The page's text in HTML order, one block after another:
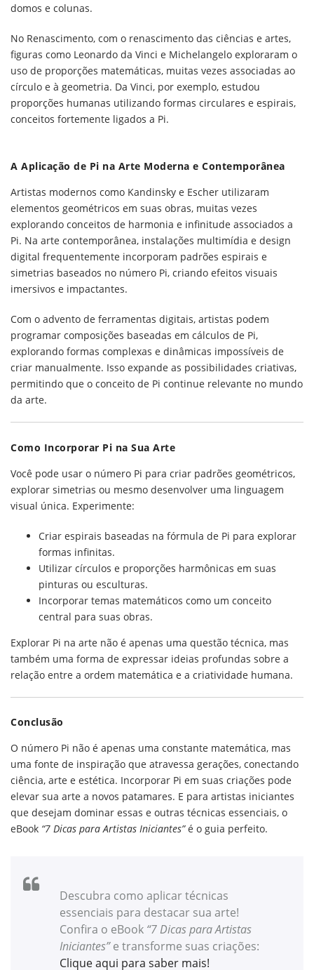
domos e colunas.
No Renascimento, com o renascimento das ciências e artes,
figuras como Leonardo da Vinci e Michelangelo exploraram o
uso de proporções matemáticas, muitas vezes associadas ao
círculo e à geometria. Da Vinci, por exemplo, estudou
proporções humanas utilizando formas circulares e espirais,
conceitos fortemente ligados a Pi.
A Aplicação de Pi na Arte Moderna e Contemporânea
Artistas modernos como Kandinsky e Escher utilizaram
elementos geométricos em suas obras, muitas vezes
explorando conceitos de harmonia e infinitude associados a
Pi. Na arte contemporânea, instalações multimídia e design
digital frequentemente incorporam padrões espirais e
simetrias baseados no número Pi, criando efeitos visuais
imersivos e impactantes.
Com o advento de ferramentas digitais, artistas podem
programar composições baseadas em cálculos de Pi,
explorando formas complexas e dinâmicas impossíveis de
criar manualmente. Isso expande as possibilidades criativas,
permitindo que o conceito de Pi continue relevante no mundo
da arte.
Como Incorporar Pi na Sua Arte
Você pode usar o número Pi para criar padrões geométricos,
explorar simetrias ou mesmo desenvolver uma linguagem
visual única. Experimente:
Criar espirais baseadas na fórmula de Pi para explorar
formas infinitas.
Utilizar círculos e proporções harmônicas em suas
pinturas ou esculturas.
Incorporar temas matemáticos como um conceito
central para suas obras.
Explorar Pi na arte não é apenas uma questão técnica, mas
também uma forma de expressar ideias profundas sobre a
relação entre a ordem matemática e a criatividade humana.
Conclusão
O número Pi não é apenas uma constante matemática, mas
uma fonte de inspiração que atravessa gerações, conectando
ciência, arte e estética. Incorporar Pi em suas criações pode
elevar sua arte a novos patamares. E para artistas iniciantes
que desejam dominar essas e outras técnicas essenciais, o
eBook “7 Dicas para Artistas Iniciantes”é o guia perfeito.
Descubra como aplicar técnicas
essenciais para destacar sua arte!
Confira o eBook “7 Dicas para Artistas
Iniciantes”e transforme suas criações:
Clique aqui para saber mais!